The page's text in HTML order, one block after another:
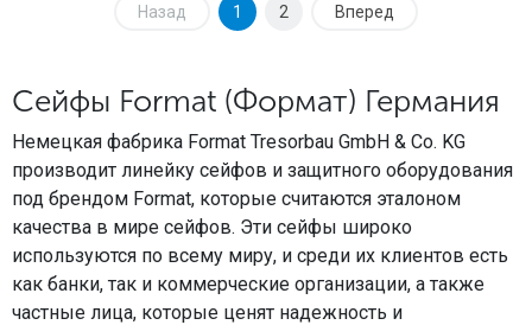
Назад 1 2 Вперед
Сейфы Format (Формат) Германия
Немецкая фабрика Format Tresorbau GmbH & Co. KG
производит линейку сейфов и защитного оборудования
под брендом Format, которые считаются эталоном
качества в мире сейфов. Эти сейфы широко
используются по всему миру, и среди их клиентов есть
как банки, так и коммерческие организации, а также
частные лица, которые ценят надежность и